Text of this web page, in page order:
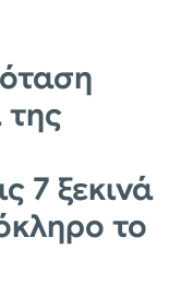
της
7 ξεκινά
το